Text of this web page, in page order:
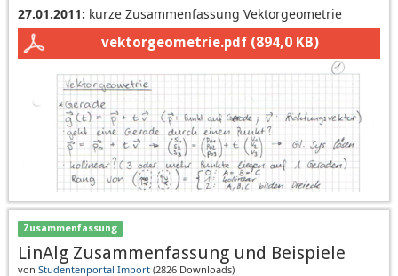
27.01.2011: kurze Zusammenfassung Vektorgeometrie
vektorgeometrie.pdf (894,0 KB)
Zusammenfassung
LinAlg Zusammenfassung und Beispiele
von Studentenportal Import (2826 Downloads)